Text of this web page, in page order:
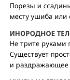
Порезы и
месту ушиба или
ИНОРОДНОЕ
Не трите руками
Существует
и раздражающее